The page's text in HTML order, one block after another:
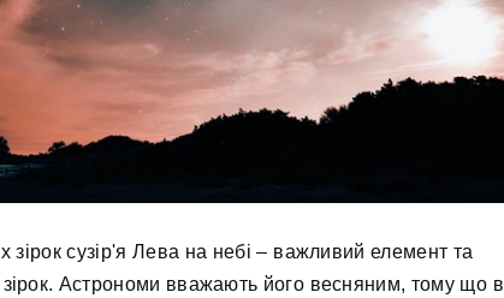
зірок сузір'я Лева на небі – важливий елемент та
Астрономи вважають його весняним, тому що в